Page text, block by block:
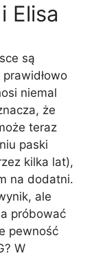
Elisa
są
niemal
że
teraz
paski
kilka lat),
na dodatni.
ale
próbować
pewność
W